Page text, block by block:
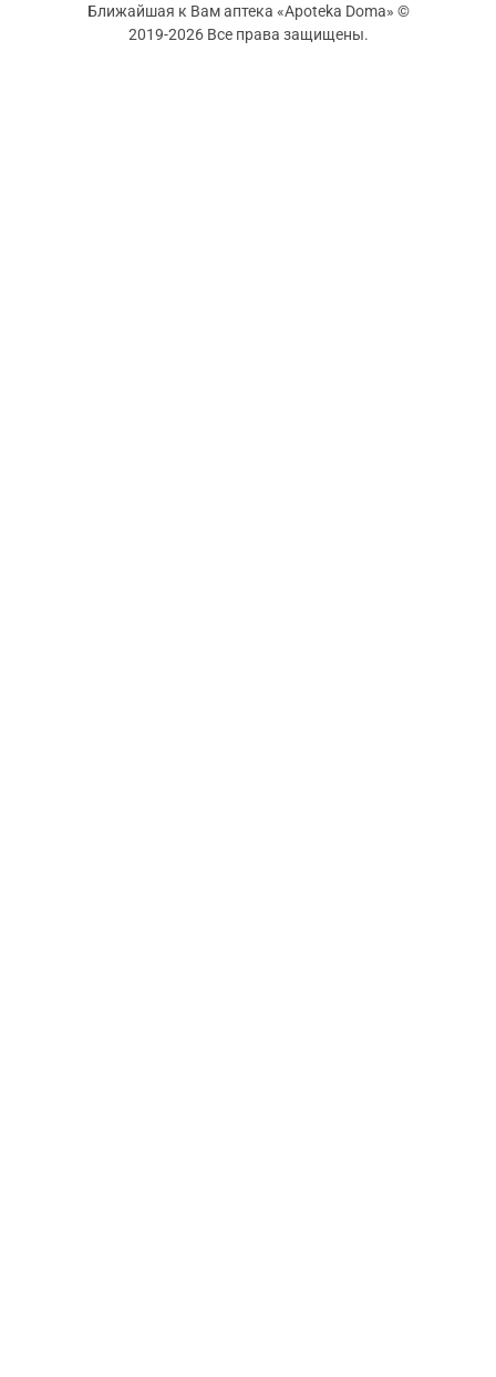
Ближайшая к Вам аптека «Apoteka Doma» ©
2019-2026 Все права защищены.